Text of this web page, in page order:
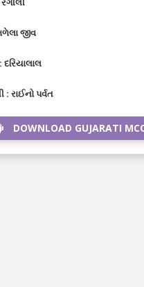
જીવ
દરિયાલાલ
: રાઈનો પર્વત
DOWNLOAD GUJARATI